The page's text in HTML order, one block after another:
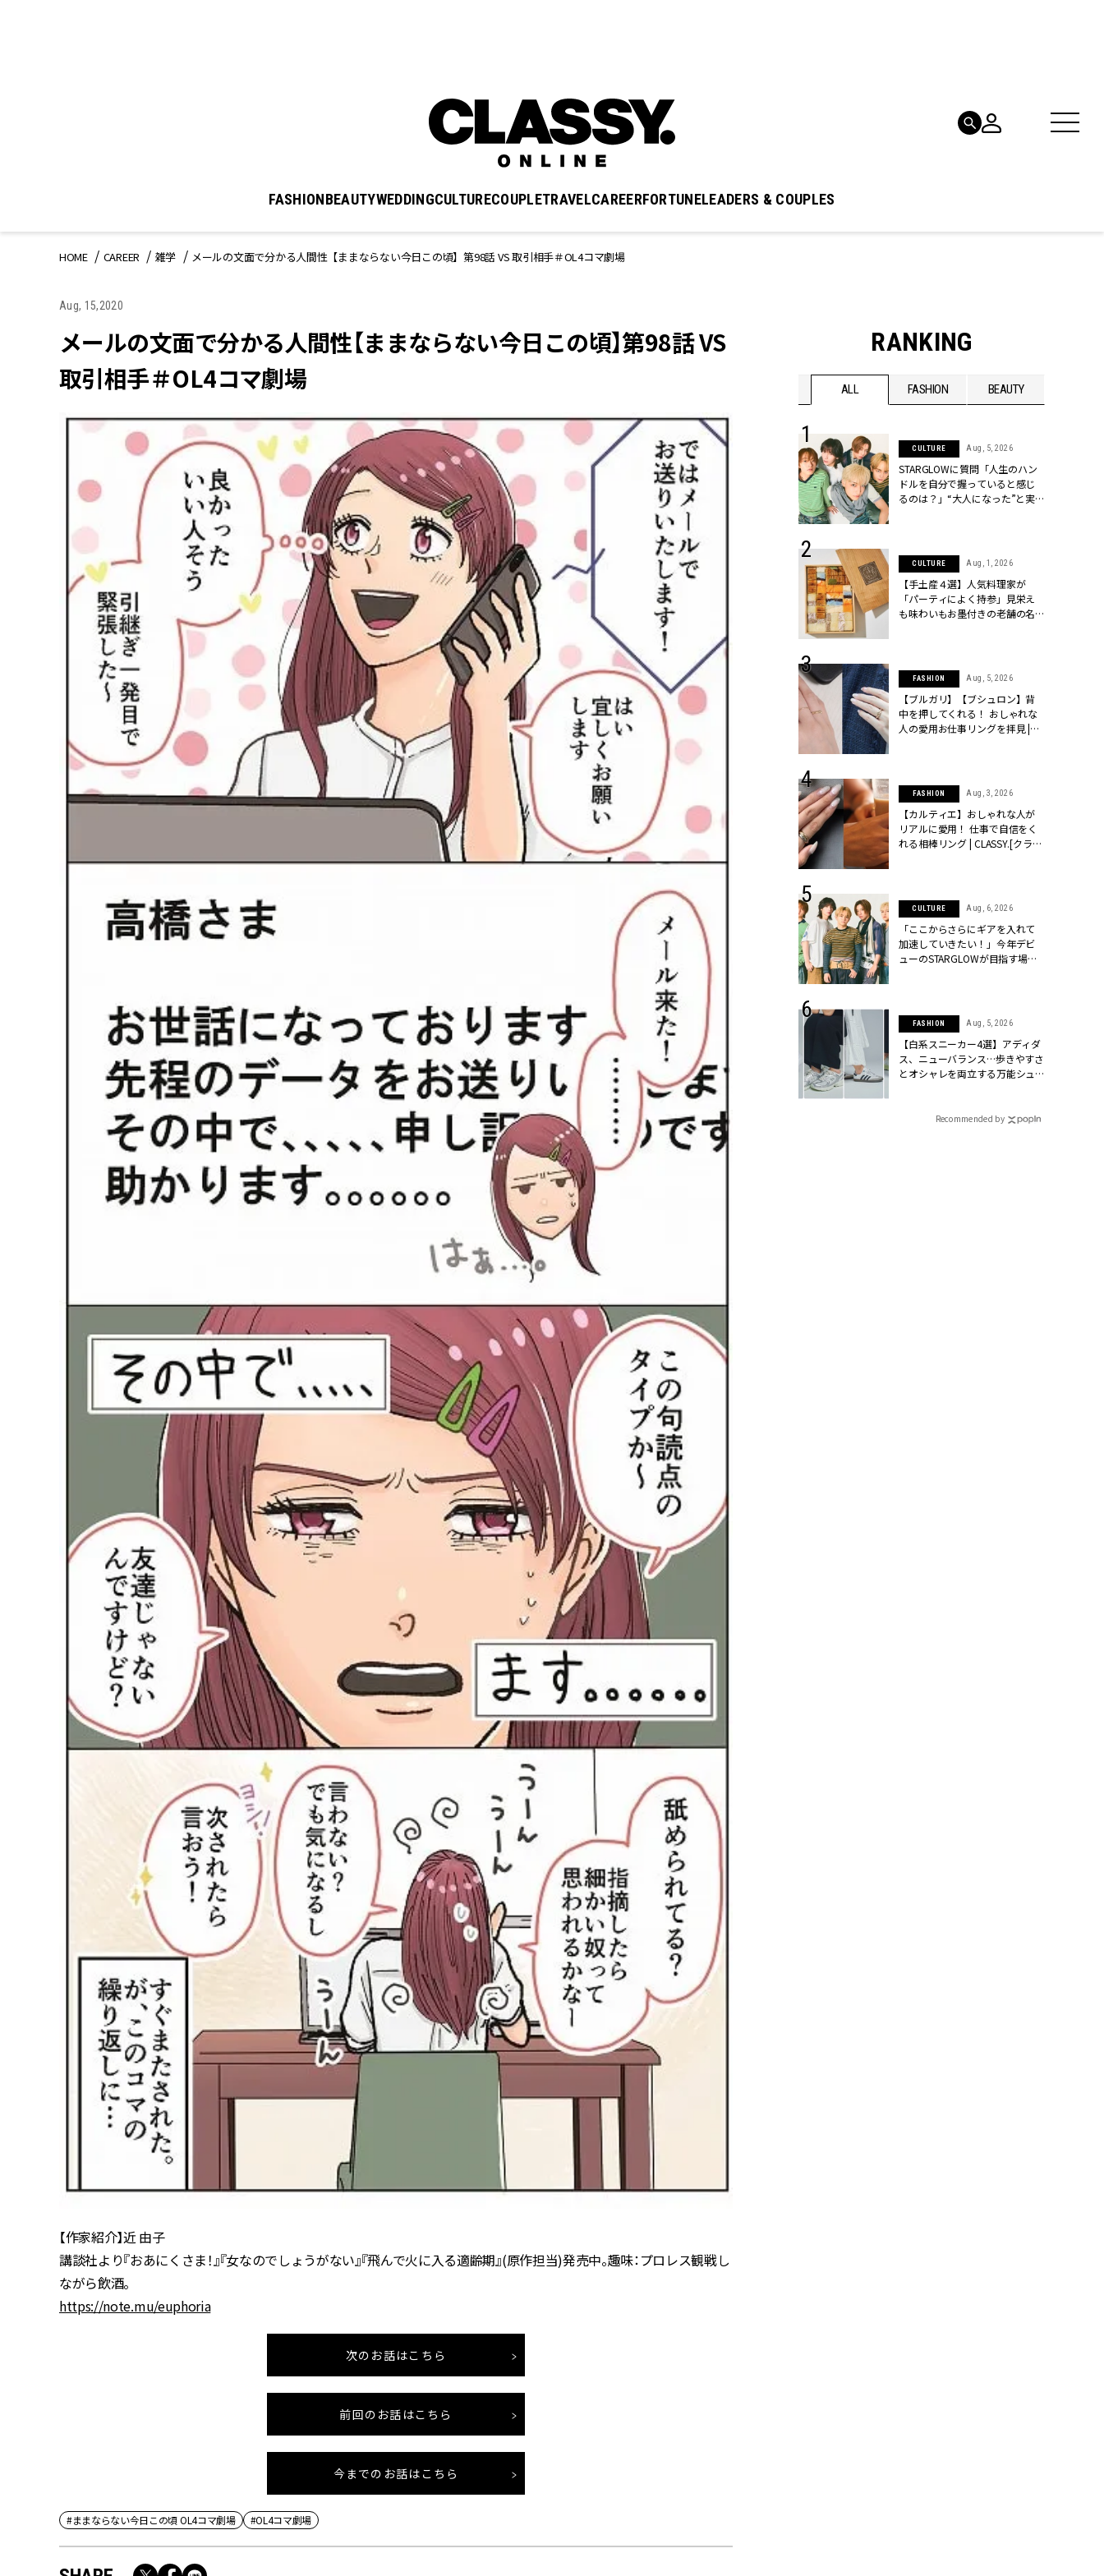
FASHIONBEAUTYWEDDINGCULTURECOUPLETRAVELCAREERFORTUNELEADERS & COUPLES
HOME CAREER 雑学 メールの文面で分かる人間性【ままならない今日この頃】第98話 VS 取引相手＃OL4コマ劇場
Aug, 15,2020
メールの文面で分かる人間性【ままならない今日この頃】第98話 VS
取引相手＃OL4コマ劇場
【作家紹介】近 由子
講談社より『おあにくさま！』『女なのでしょうがない』『飛んで火に入る適齢期』(原作担当)発売中。趣味：プロレス観戦し
ながら飲酒。
https://note.mu/euphoria
次のお話はこちら
前回のお話はこちら
今までのお話はこちら
#ままならない今日この頃 OL4コマ劇場 #OL4コマ劇場
RANKING
ALL FASHION BEAUTY
BEAUTY Aug, 5, 2026
忙しい毎日に「うるおいター
ボ」を。新【SOFINA BASIC＋】
のお手入れでうるおってなめら
かな肌を目指す | CLASSY.[クラッ
シィ]
BEAUTY Aug, 6, 2026
【ヘアアクセ6選】手抜きに見え
ない！アラサーのまとめ髪が垢
抜ける「即戦力アクセ」たち |
CLASSY.[クラッシィ]
Aug, 5, 2026
ユニクロ名品も！日焼け対策ガ
チ勢の「ないと無理」なアイテ
ムハック7選 | CLASSY.[クラッシ
ィ]
Nov, 17, 2025
【落ちない名品リップ10選】塗
り直しできない・皮むけしやす
いetc.悩みをクリア | CLASSY.[ク
ラッシィ]
BEAUTY Jul, 13, 2026
朝の“寝ぐせ直し”はもういらな
い！夜に仕込む「ヘアケア家
電」3選 | CLASSY.[クラッシィ]
WEDDING Feb, 16, 2026
結婚式に黒ドレスはアリ？お呼
ばれで失敗しないコーデ＆マナ
ーを解説 | CLASSY.[クラッシィ]
WEDDING
【結婚指輪】人気ブランドのリ
ング22選｜20〜30代カップルの
エピソードも | CLASSY.[クラッシ
ィ]
WEDDING
【一生ものジュエリー】1つでも
存在感が際立つ！ポメラートの
「トゥギャザー」シリーズに注
目 | CLASSY.[クラッシィ]
【トレンドの巻き方３選】結婚
式ゲスト服の鉄板“シンプル黒ワ
正解！ | CLASSY.[クラッシィ]
WEDDING
【結婚式のお呼ばれバッグ最新
事情】アンテプリマ、プラダetc.
「小さくても収納力あり」が条
件！ | CLASSY.[クラッシィ]
WEDDING
失敗しない“ゲスト服”は【セオ
リー】にある！結婚式にも仕事
にも使える上質ベーシック４選 |
CLASSY.[クラッシィ]
CULTURE Aug, 5, 2026
STARGLOWに質問「人生のハン
ドルを自分で握っていると感じ
るのは？」“大️人になった”と実
CULTURE Aug, 1, 2026
【手土産４選】人気料理家が
「パーティによく持参」見栄え
も味わいもお墨付きの老舗の名
FASHION Aug, 5, 2026
【ブルガリ】【ブシュロン】背
中を押してくれる！ おしゃれな
人の愛用お仕事リングを拝見 |
FASHION Aug, 3, 2026
【カルティエ】おしゃれな人が
リアルに愛用！ 仕事で自信をく
れる相棒リング | CLASSY.[クラッ
CULTURE Aug, 6, 2026
「ここからさらにギアを入れて
加速していきたい！」今年デビ
ューのSTARGLOWが目指す場所
FASHION Aug, 5, 2026
【白系スニーカー4選】アディダ
ス、ニューバランス…歩きやすさ
とオシャレを両立する万能シュ
Recommended by